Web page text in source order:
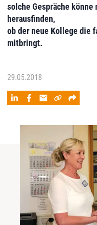
solche Gespräche könne
herausfinden,
ob der neue Kollege die
mitbringt.
29.05.2018